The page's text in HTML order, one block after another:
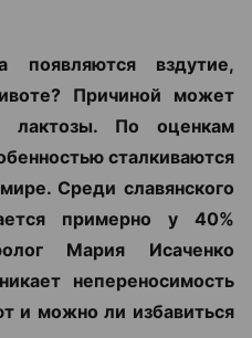
появляются вздутие,
Причиной может
лактозы. По оценкам
сталкиваются
Среди славянского
примерно у 40%
Мария Исаченко
непереносимость
и можно ли избавиться